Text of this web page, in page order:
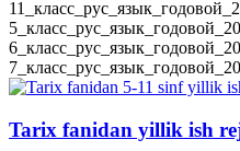
Tarix fanidan yillik ish